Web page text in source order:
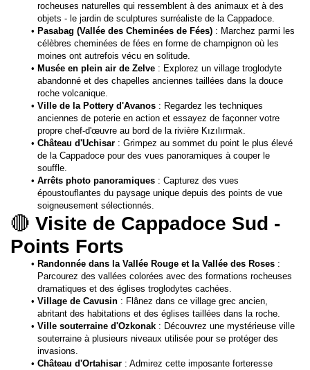
rocheuses naturelles qui ressemblent à des animaux et à des
objets - le jardin de sculptures surréaliste de la Cappadoce.
Pasabag (Vallée des Cheminées de Fées) : Marchez parmi les
célèbres cheminées de fées en forme de champignon où les
moines ont autrefois vécu en solitude.
Musée en plein air de Zelve : Explorez un village troglodyte
abandonné et des chapelles anciennes taillées dans la douce
roche volcanique.
Ville de la Pottery d'Avanos : Regardez les techniques
anciennes de poterie en action et essayez de façonner votre
propre chef-d'œuvre au bord de la rivière Kızılırmak.
Château d'Uchisar : Grimpez au sommet du point le plus élevé
de la Cappadoce pour des vues panoramiques à couper le
souffle.
Arrêts photo panoramiques : Capturez des vues
époustouflantes du paysage unique depuis des points de vue
soigneusement sélectionnés.
🔴 Visite de Cappadoce Sud -
Points Forts
Randonnée dans la Vallée Rouge et la Vallée des Roses :
Parcourez des vallées colorées avec des formations rocheuses
dramatiques et des églises troglodytes cachées.
Village de Cavusin : Flânez dans ce village grec ancien,
abritant des habitations et des églises taillées dans la roche.
Ville souterraine d'Ozkonak : Découvrez une mystérieuse ville
souterraine à plusieurs niveaux utilisée pour se protéger des
invasions.
Château d'Ortahisar : Admirez cette imposante forteresse